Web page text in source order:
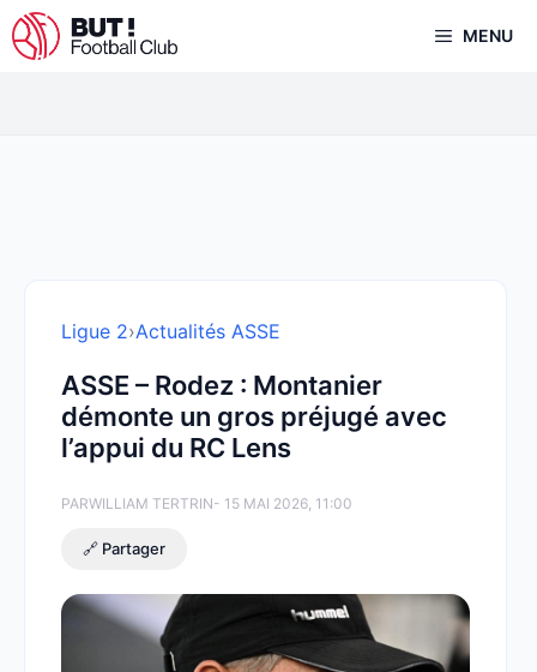
Aller
au
MENU
Ligue 2›Actualités ASSE
ASSE – Rodez : Montanier
démonte un gros préjugé avec
l’appui du RC Lens
PARWILLIAM TERTRIN- 15 MAI 2026, 11:00
🔗 Partager